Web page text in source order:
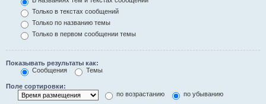
Только в текстах сообщений
Только по названию темы
Только в первом сообщении темы
Показывать результаты как:
Сообщения
Темы
Поле сортировки:
по возрастанию
по убыванию